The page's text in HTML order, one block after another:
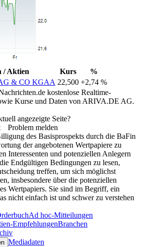
/ Aktien Kurs
%
& CO KGAA 22,500 +2,74 %
kostenlose Realtime-
Kurse und Daten von ARIVA.DE AG.
angezeigte Seite?
Problem melden
des Basisprospekts durch die BaFin
der angebotenen Wertpapiere zu
Interessenten und potenziellen Anlegern
Endgültigen Bedingungen zu lesen,
treffen, um sich möglichst
insbesondere über die potenziellen
Wertpapiers. Sie sind im Begriff, ein
nicht einfach ist und schwer zu verstehen
Ad hoc-Mitteilungen
EmpfehlungenBranchen
Mediadaten